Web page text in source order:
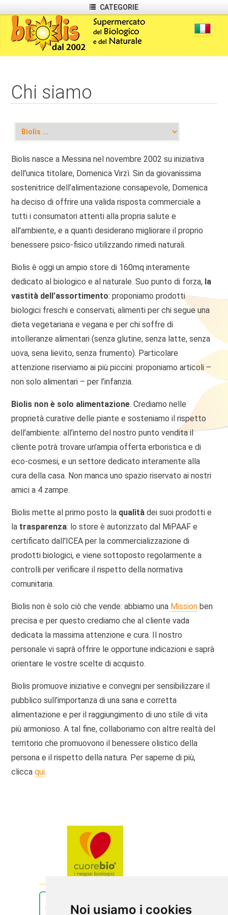
Noi usiamo i cookies
CATEGORIE
Chi siamo
Biolis nasce a Messina nel novembre 2002 su iniziativa
dell'unica titolare, Domenica Virzì. Sin da giovanissima
sostenitrice dell’alimentazione consapevole, Domenica
ha deciso di offrire una valida risposta commerciale a
tutti i consumatori attenti alla propria salute e
all’ambiente, e a quanti desiderano migliorare il proprio
benessere psico-fisico utilizzando rimedi naturali.
Biolis è oggi un ampio store di 160mq interamente
dedicato al biologico e al naturale. Suo punto di forza, la
vastità dell’assortimento: proponiamo prodotti
biologici freschi e conservati, alimenti per chi segue una
dieta vegetariana e vegana e per chi soffre di
intolleranze alimentari (senza glutine, senza latte, senza
uova, sena lievito, senza frumento). Particolare
attenzione riserviamo ai più piccini: proponiamo articoli –
non solo alimentari – per l’infanzia.
Biolis non è solo alimentazione. Crediamo nelle
proprietà curative delle piante e sosteniamo il rispetto
dell’ambiente: all’interno del nostro punto vendita il
cliente potrà trovare un’ampia offerta erboristica e di
eco-cosmesi, e un settore dedicato interamente alla
cura della casa. Non manca uno spazio riservato ai nostri
amici a 4 zampe.
Biolis mette al primo posto la qualitàdei suoi prodotti e
la trasparenza: lo store è autorizzato dal MiPAAF e
certificato dall'ICEA per la commercializzazione di
prodotti biologici, e viene sottoposto regolarmente a
controlli per verificare il rispetto della normativa
comunitaria.
Biolis non è solo ciò che vende: abbiamo una Mission ben
precisa e per questo crediamo che al cliente vada
dedicata la massima attenzione e cura. Il nostro
personale vi saprà offrire le opportune indicazioni e saprà
orientare le vostre scelte di acquisto.
Biolis promuove iniziative e convegni per sensibilizzare il
pubblico sull’importanza di una sana e corretta
alimentazione e per il raggiungimento di uno stile di vita
più armonioso. A tal fine, collaboriamo con altre realtà del
territorio che promuovono il benessere olistico della
persona e il rispetto della natura. Per saperne di più,
cliccaqui.